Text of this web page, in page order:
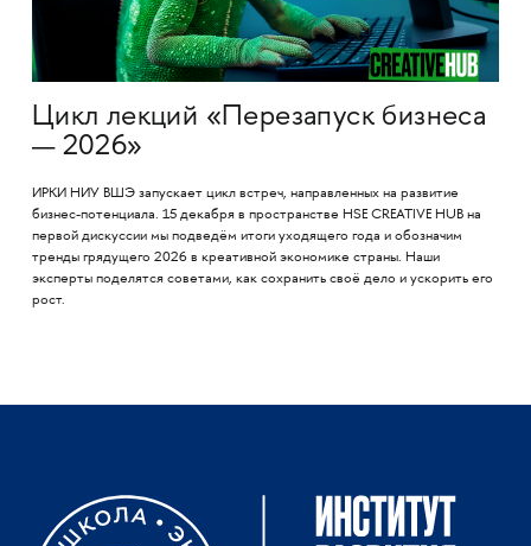
Цикл лекций «Перезапуск бизнеса
— 2026»
ИРКИ НИУ ВШЭ запускает цикл встреч, направленных на развитие
бизнес-потенциала. 15 декабря в пространстве HSE CREATIVE HUB на
первой дискуссии мы подведём итоги уходящего года и обозначим
тренды грядущего 2026 в креативной экономике страны. Наши
эксперты поделятся советами, как сохранить своё дело и ускорить его
рост.